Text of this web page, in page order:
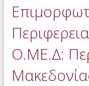
Ο.ΜΕ.Δ: